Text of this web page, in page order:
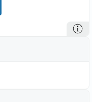
snerk, vrida eller
snua (= sno),
jämför för
sniuman, ila